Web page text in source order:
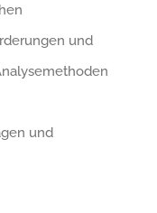
und
und